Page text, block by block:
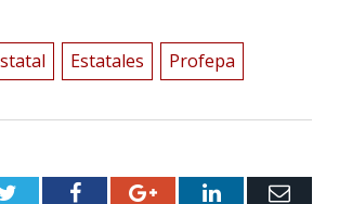
Estatales Profepa
TwitterFacebookGoogle+LinkedIn